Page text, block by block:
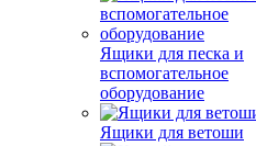
Ящики для песка и
вспомогательное
оборудование
Ящики для ветоши